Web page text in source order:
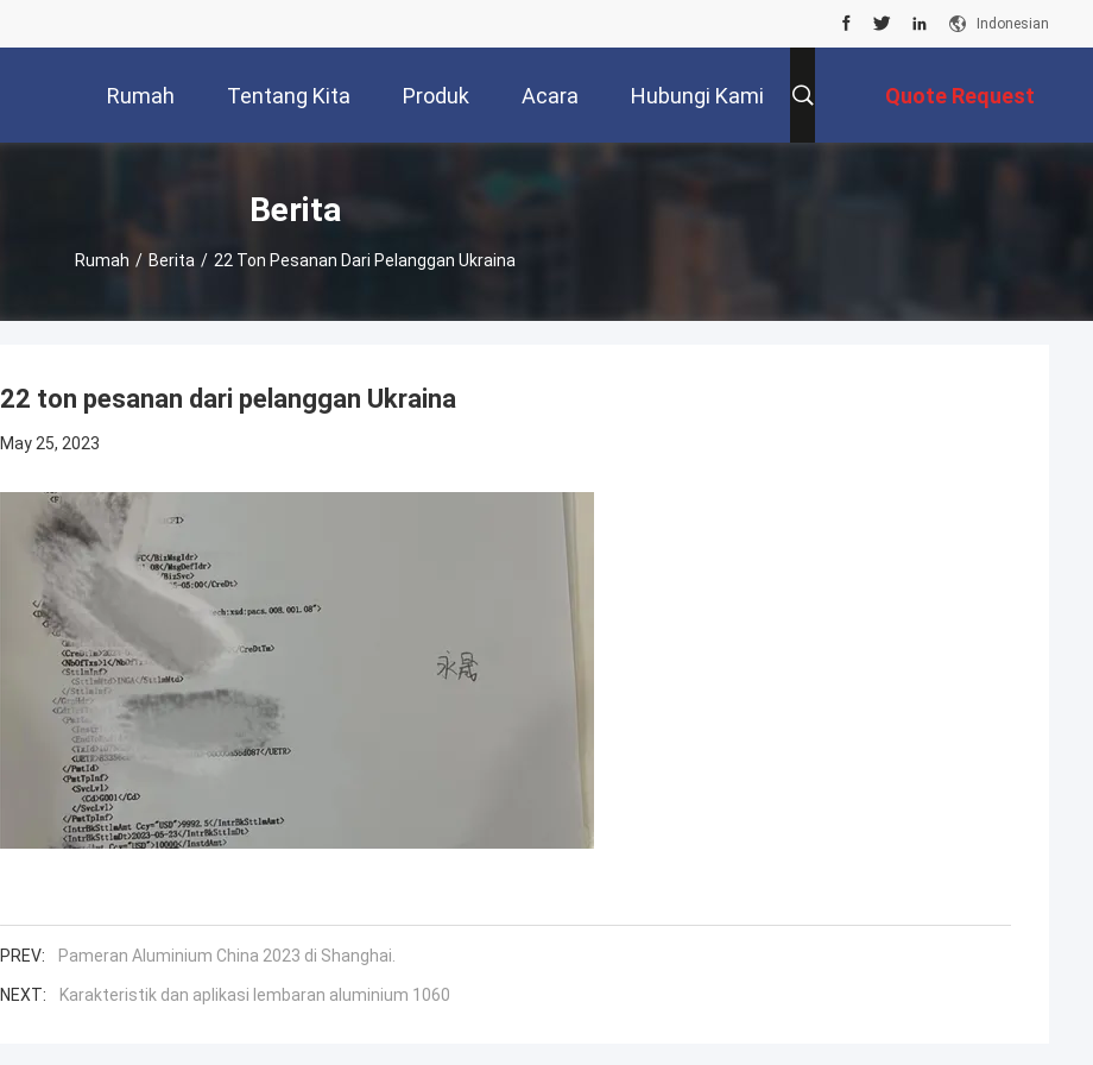
Indonesian
Rumah Tentang Kita Produk Acara Hubungi Kami Quote Request
Berita
Rumah / Berita / 22 Ton Pesanan Dari Pelanggan Ukraina
22 ton pesanan dari pelanggan Ukraina
May 25, 2023
PREV: Pameran Aluminium China 2023 di Shanghai.
NEXT: Karakteristik dan aplikasi lembaran aluminium 1060